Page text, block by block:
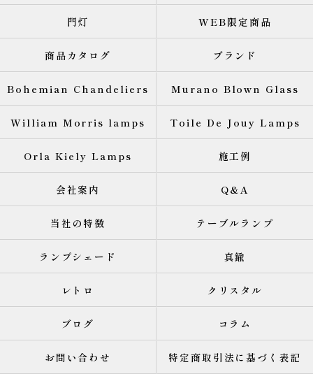
門灯 WEB限定商品
商品カタログ ブランド
Bohemian Chandeliers Murano Blown Glass
William Morris lamps Toile De Jouy Lamps
Orla Kiely Lamps 施工例
会社案内 Q&A
当社の特徴 テーブルランプ
ランプシェード 真鍮
レトロ クリスタル
ブログ コラム
お問い合わせ 特定商取引法に基づく表記